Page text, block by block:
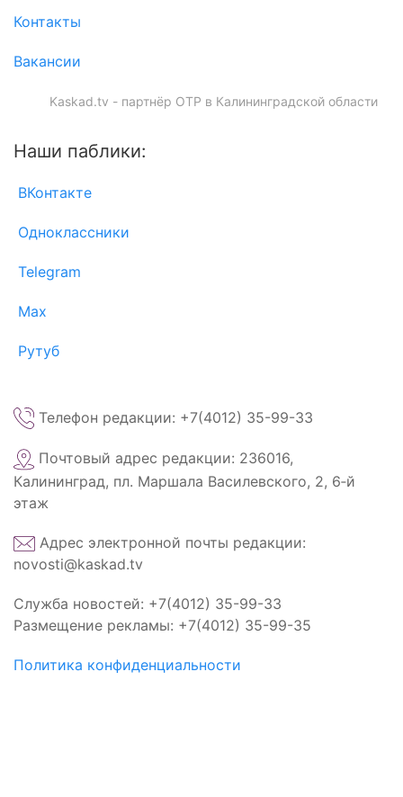
Контакты
Вакансии
Kaskad.tv - партнёр ОТР в Калининградской области
Наши паблики:
ВКонтакте
Одноклассники
Telegram
Max
Рутуб
Телефон редакции: +7(4012) 35-99-33
Почтовый адрес редакции: 236016,
Калининград, пл. Маршала Василевского, 2, 6‑й
этаж
Адрес электронной почты редакции:
novosti@kaskad.tv
Служба новостей: +7(4012) 35-99-33
Размещение рекламы: +7(4012) 35-99-35
Политика конфиденциальности